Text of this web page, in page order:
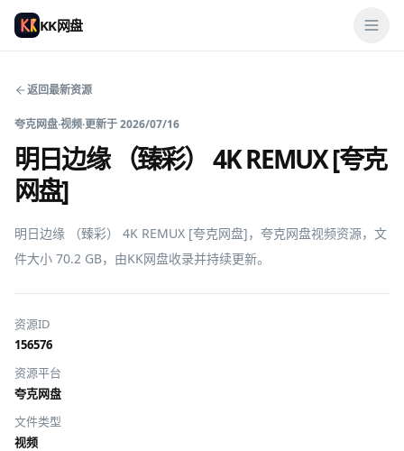
KK网盘
返回最新资源
夸克网盘·视频·更新于2026/07/16
明日边缘 （臻彩） 4K REMUX [夸克
网盘]
明日边缘 （臻彩） 4K REMUX [夸克网盘]，夸克网盘视频资源，文
件大小 70.2 GB，由KK网盘收录并持续更新。
资源ID
156576
资源平台
夸克网盘
文件类型
视频